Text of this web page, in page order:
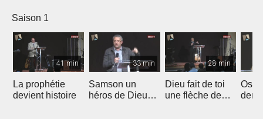
Saison 1
41 min
La prophétie
devient histoire
33 min
Samson un
héros de Dieu
28 min
Dieu fait de toi
une flèche de